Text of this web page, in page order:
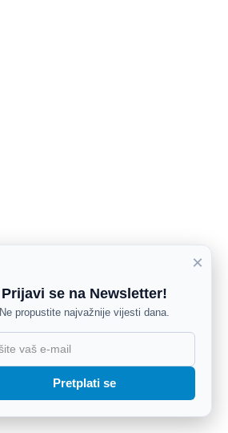
×
Prijavi se na Newsletter!
Ne propustite najvažnije vijesti dana.
Pretplati se